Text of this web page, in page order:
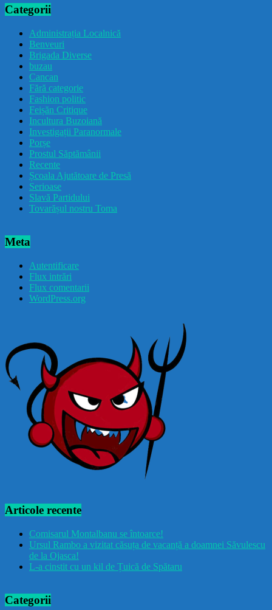
Categorii
Administrația Localnică
Benveuri
Brigada Diverse
buzau
Cancan
Fără categorie
Fashion politic
Feișăn Critique
Incultura Buzoiană
Investigații Paranormale
Porșe
Prostul Săptămânii
Recente
Școala Ajutătoare de Presă
Serioase
Slavă Partidului
Tovarășul nostru Toma
Meta
Autentificare
Flux intrări
Flux comentarii
WordPress.org
Articole recente
Comisarul Montalbanu se întoarce!
Ursul Rambo a vizitat căsuța de vacanță a doamnei Săvulescu
de la Ojasca!
L-a cinstit cu un kil de Țuică de Spătaru
Categorii